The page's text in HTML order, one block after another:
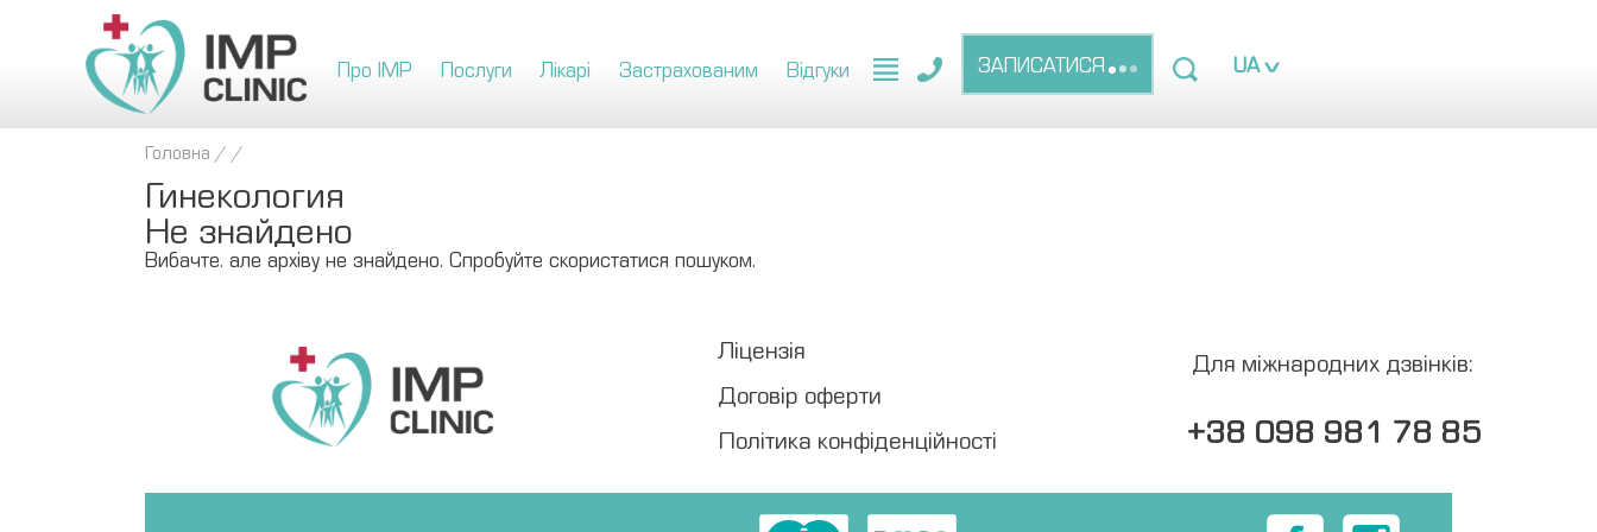
Про IMP Послуги Лікарі Застрахованим Відгуки ЗАПИСАТИСЯ UA
Головна / /
Гинекология
Не знайдено
Вибачте. але архіву не знайдено. Спробуйте скористатися пошуком.
Ліцензія
Договір оферти
Політика конфіденційності
Для міжнародних дзвінків:
+38 098 981 78 85